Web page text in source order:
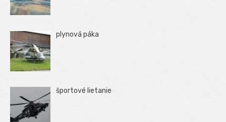
plynová páka
športové lietanie